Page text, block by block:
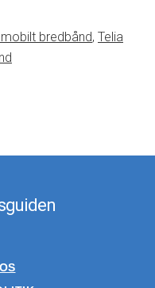
bredbånd, Telia